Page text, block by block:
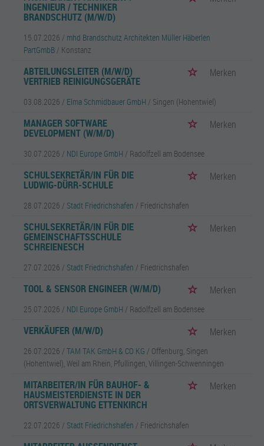
INGENIEUR / TECHNIKER
BRANDSCHUTZ (M/W/D)
15.07.2026 / mhd Brandschutz Architekten Müller Häberlen
PartGmbB / Konstanz
ABTEILUNGSLEITER (M/W/D)
VERTRIEB REINIGUNGSGERÄTE
Merken
03.08.2026 / Elma Schmidbauer GmbH / Singen (Hohentwiel)
MANAGER SOFTWARE
DEVELOPMENT (W/M/D)
Merken
30.07.2026 / NDI Europe GmbH / Radolfzell am Bodensee
SCHULSEKRETÄR/IN FÜR DIE
LUDWIG-DÜRR-SCHULE
Merken
28.07.2026 / Stadt Friedrichshafen / Friedrichshafen
SCHULSEKRETÄR/IN FÜR DIE
GEMEINSCHAFTSSCHULE
SCHREIENESCH
Merken
27.07.2026 / Stadt Friedrichshafen / Friedrichshafen
TOOL & SENSOR ENGINEER (W/M/D) Merken
25.07.2026 / NDI Europe GmbH / Radolfzell am Bodensee
VERKÄUFER (M/W/D) Merken
26.07.2026 / TAM TAK GmbH & CO KG / Offenburg, Singen
(Hohentwiel), Weil am Rhein, Pfullingen, Villingen-Schwenningen
MITARBEITER/IN FÜR BAUHOF- &
HAUSMEISTERDIENSTE IN DER
ORTSVERWALTUNG ETTENKIRCH
Merken
22.07.2026 / Stadt Friedrichshafen / Friedrichshafen